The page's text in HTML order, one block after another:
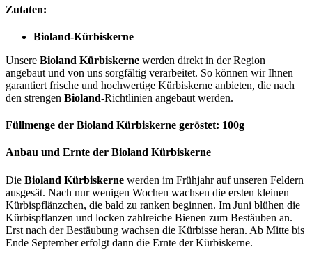
Zutaten:
Bioland-Kürbiskerne
Unsere Bioland Kürbiskerne werden direkt in der Region
angebaut und von uns sorgfältig verarbeitet. So können wir Ihnen
garantiert frische und hochwertige Kürbiskerne anbieten, die nach
den strengen Bioland-Richtlinien angebaut werden.
Füllmenge der Bioland Kürbiskerne geröstet: 100g
Anbau und Ernte der Bioland Kürbiskerne
Die Bioland Kürbiskerne werden im Frühjahr auf unseren Feldern
ausgesät. Nach nur wenigen Wochen wachsen die ersten kleinen
Kürbispflänzchen, die bald zu ranken beginnen. Im Juni blühen die
Kürbispflanzen und locken zahlreiche Bienen zum Bestäuben an.
Erst nach der Bestäubung wachsen die Kürbisse heran. Ab Mitte bis
Ende September erfolgt dann die Ernte der Kürbiskerne.